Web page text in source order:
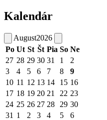
Kalendár
August2026
Po Ut St Št Pia So Ne
27 28 29 30 31 1
2
3
4 5 6 7 8
9
10 11 12 13 14 15 16
17 18 19 20 21 22 23
24 25 26 27 28 29 30
31 1 2 3 4 5 6